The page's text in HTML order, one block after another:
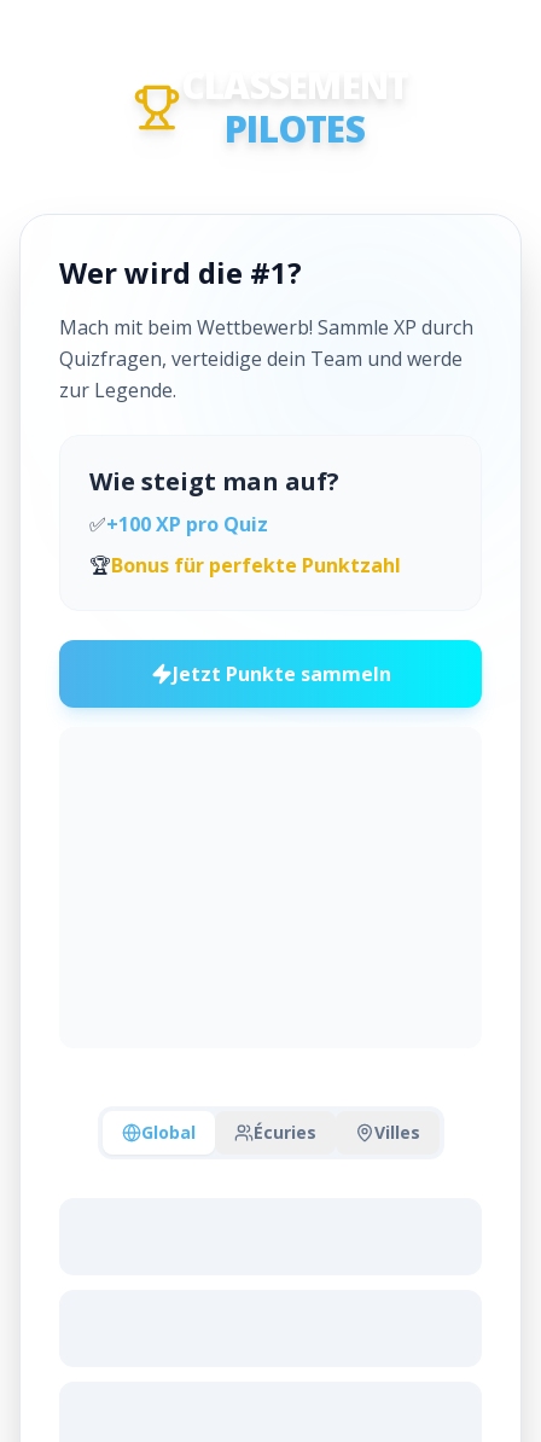
CLASSEMENT
PILOTES
Wer wird die #1?
Mach mit beim Wettbewerb! Sammle XP durch
Quizfragen, verteidige dein Team und werde
zur Legende.
Wie steigt man auf?
✅+100 XP pro Quiz
🏆Bonus für perfekte Punktzahl
Jetzt Punkte sammeln
Global Écuries Villes